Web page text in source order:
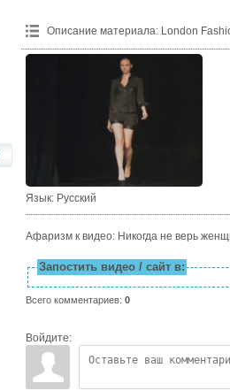
Описание материала: London
Язык: Русский
Афаризм к видео: Никогда не верь
Запостить видео / сайт в:
Всего комментариев: 0
Войдите: